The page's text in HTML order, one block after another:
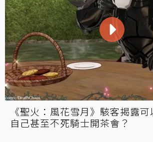
《聖火：風花雪月》駭客揭露可
自己甚至不死騎士開茶會？